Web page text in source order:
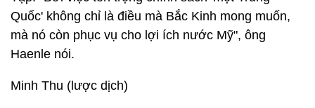
Quốc' không chỉ là điều mà Bắc Kinh mong muốn,
mà nó còn phục vụ cho lợi ích nước Mỹ", ông
Haenle nói.
Minh Thu (lược dịch)